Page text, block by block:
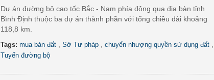
Dự án đường bộ cao tốc Bắc - Nam phía đông qua địa bàn tỉnh
Bình Định thuộc ba dự án thành phần với tổng chiều dài khoảng
118,8 km.
Tags: mua bán đất Sở Tư pháp chuyển nhượng quyền sử dụng đất
Tuyến đường bộ